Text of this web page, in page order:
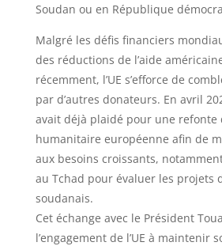
Soudan ou en République
Malgré les défis financiers
des réductions de l’aide
récemment, l’UE s’efforce de
par d’autres donateurs. En avril
avait déjà plaidé pour une refonte
humanitaire européenne afin de
aux besoins croissants,
au Tchad pour évaluer les projets
soudanais.
Cet échange avec le Président
l’engagement de l’UE à maintenir